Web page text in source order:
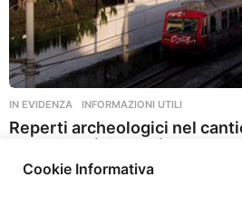
IN EVIDENZA ,INFORMAZIONI UTILI
Reperti archeologici nel
attendono i dettagli
2 anni ago2
Cookie Informativa